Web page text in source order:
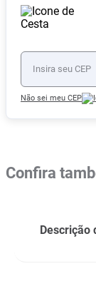
Não sei meu CEP
Confira
Descrição